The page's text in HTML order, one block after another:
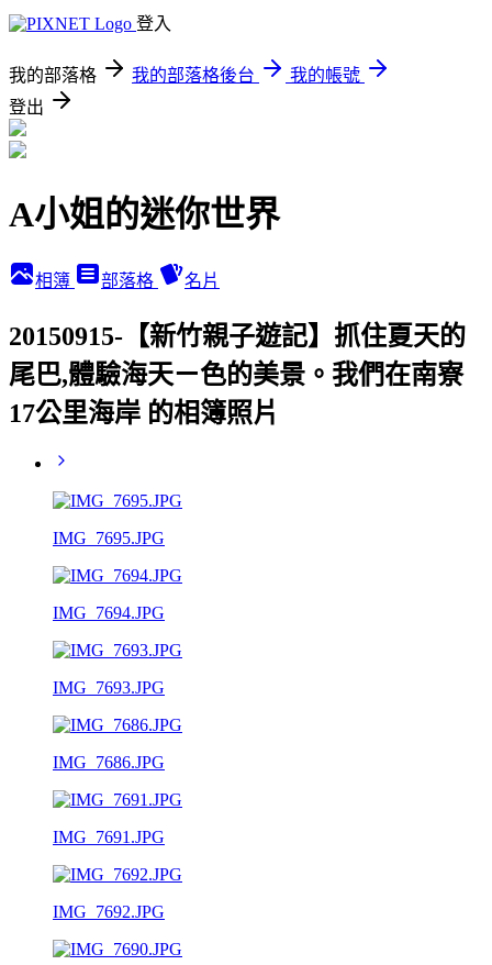
登入
我的部落格 我的部落格後台
我的帳號
登出
A小姐的迷你世界
相簿 部落格 名片
20150915-【新竹親子遊記】抓住夏天的
尾巴,體驗海天ㄧ色的美景。我們在南寮
17公里海岸 的相簿照片
IMG_7695.JPG
IMG_7694.JPG
IMG_7693.JPG
IMG_7686.JPG
IMG_7691.JPG
IMG_7692.JPG